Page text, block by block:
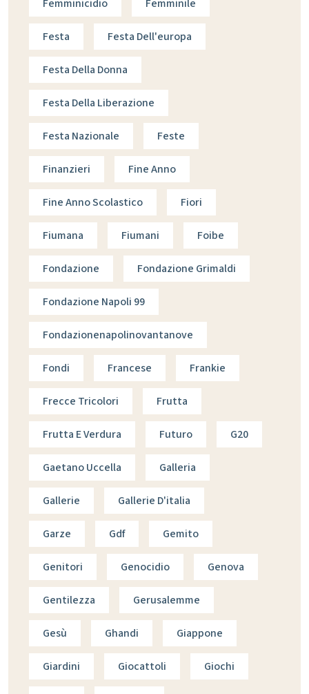
Femminicidio Femminile
Festa Festa Dell'europa
Festa Della Donna
Festa Della Liberazione
Festa Nazionale Feste
Finanzieri Fine Anno
Fine Anno Scolastico Fiori
Fiumana Fiumani Foibe
Fondazione Fondazione Grimaldi
Fondazione Napoli 99
Fondazionenapolinovantanove
Fondi Francese Frankie
Frecce Tricolori Frutta
Frutta E Verdura Futuro G20
Gaetano Uccella Galleria
Gallerie Gallerie D'italia
Garze Gdf Gemito
Genitori Genocidio Genova
Gentilezza Gerusalemme
Gesù Ghandi Giappone
Giardini Giocattoli Giochi